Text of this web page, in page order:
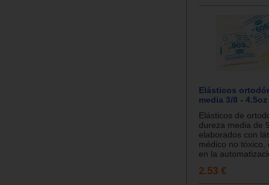
Elásticos
media 3/8 -
Elásticos de
dureza media de
elaborados con
médico no tóxico,
en la
2.53 €